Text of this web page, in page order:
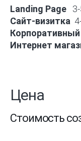
Landing Page 3-
Сайт-визитка
Корпоративный
Интернет
Цена
Стоимость